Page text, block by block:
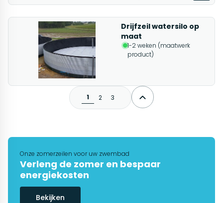
Drijfzeil watersilo op
maat
1-2 weken (maatwerk
product)
1 2 3
Onze zomerzeilen voor uw zwembad
Verleng de zomer en bespaar
energiekosten
Bekijken